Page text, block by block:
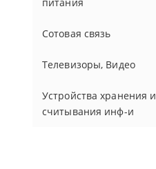
Сотовая связь
Телевизоры, Видео
Устройства хранения и
считывания инф-и